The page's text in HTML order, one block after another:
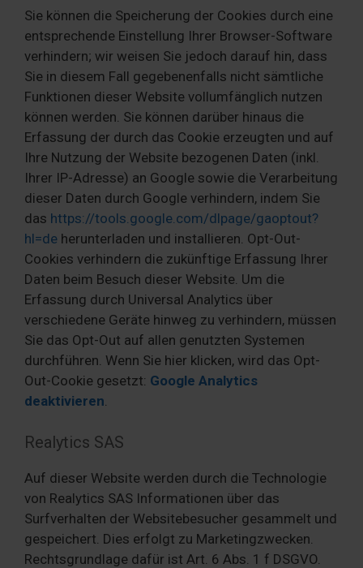
Sie können die Speicherung der Cookies durch eine
entsprechende Einstellung Ihrer Browser-Software
verhindern; wir weisen Sie jedoch darauf hin, dass
Sie in diesem Fall gegebenenfalls nicht sämtliche
Funktionen dieser Website vollumfänglich nutzen
können werden. Sie können darüber hinaus die
Erfassung der durch das Cookie erzeugten und auf
Ihre Nutzung der Website bezogenen Daten (inkl.
Ihrer IP-Adresse) an Google sowie die Verarbeitung
dieser Daten durch Google verhindern, indem Sie
das https://tools.google.com/dlpage/gaoptout?
hl=de herunterladen und installieren. Opt-Out-
Cookies verhindern die zukünftige Erfassung Ihrer
Daten beim Besuch dieser Website. Um die
Erfassung durch Universal Analytics über
verschiedene Geräte hinweg zu verhindern, müssen
Sie das Opt-Out auf allen genutzten Systemen
durchführen. Wenn Sie hier klicken, wird das Opt-
Out-Cookie gesetzt: Google Analytics
deaktivieren.
Realytics SAS
Auf dieser Website werden durch die Technologie
von Realytics SAS Informationen über das
Surfverhalten der Websitebesucher gesammelt und
gespeichert. Dies erfolgt zu Marketingzwecken.
Rechtsgrundlage dafür ist Art. 6 Abs. 1 f DSGVO.